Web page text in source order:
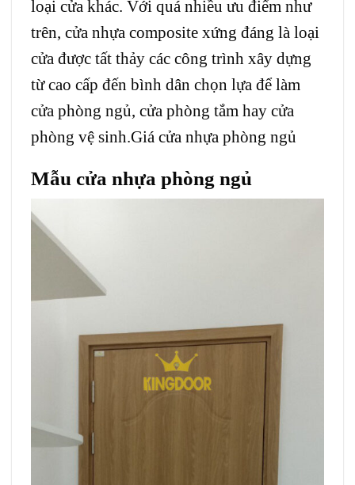
loại cửa khác. Với quá nhiều ưu điểm như
trên, cửa nhựa composite xứng đáng là loại
cửa được tất thảy các công trình xây dựng
từ cao cấp đến bình dân chọn lựa để làm
cửa phòng ngủ, cửa phòng tắm hay cửa
phòng vệ sinh.Giá cửa nhựa phòng ngủ
Mẫu cửa nhựa phòng ngủ